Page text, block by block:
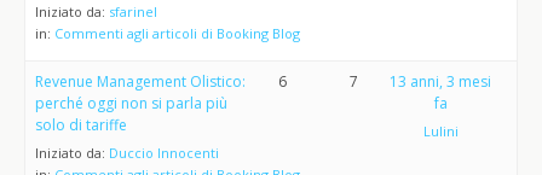
Iniziato da: sfarinel
in: Commenti agli articoli di Booking Blog
Revenue Management Olistico:
perché oggi non si parla più
solo di tariffe
Iniziato da: Duccio Innocenti
6 7
13 anni, 3 mesi
fa
Lulini